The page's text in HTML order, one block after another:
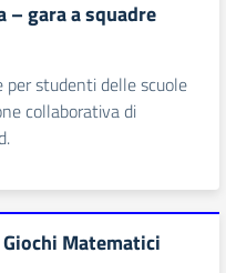
– gara a squadre
per studenti delle scuole
collaborativa di
Matematici